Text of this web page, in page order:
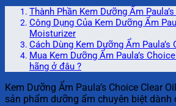
Thành Phần Kem Dưỡng Ẩm
Công Dụng Của Kem Dưỡng Ẩm
Moisturizer
Cách Dùng Kem Dưỡng Ẩm
Mua Kem Dưỡng Ẩm Paula’s
hãng ở đâu ?
Kem Dưỡng Ẩm Paula’s Choice Clear
sản phẩm dưỡng ẩm chuyên biệt dành